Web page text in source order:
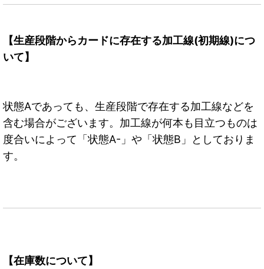
【生産段階からカードに存在する加工線(初期線)につ
いて】
状態Aであっても、生産段階で存在する加工線などを
含む場合がございます。加工線が何本も目立つものは
度合いによって「状態A-」や「状態B」としておりま
す。
【在庫数について】